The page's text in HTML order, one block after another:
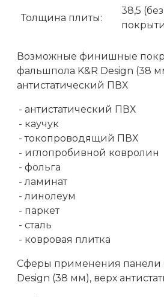
Толщина плиты:
38,5
Возможные финишные
фальшпола K&R Design (38
антистатический ПВХ
- антистатический ПВХ
- каучук
- токопроводящий ПВХ
- иглопробивной ковролин
- фольга
- ламинат
- линолеум
- паркет
- сталь
- ковровая плитка
Сферы применения панели
Design (38 мм), верх